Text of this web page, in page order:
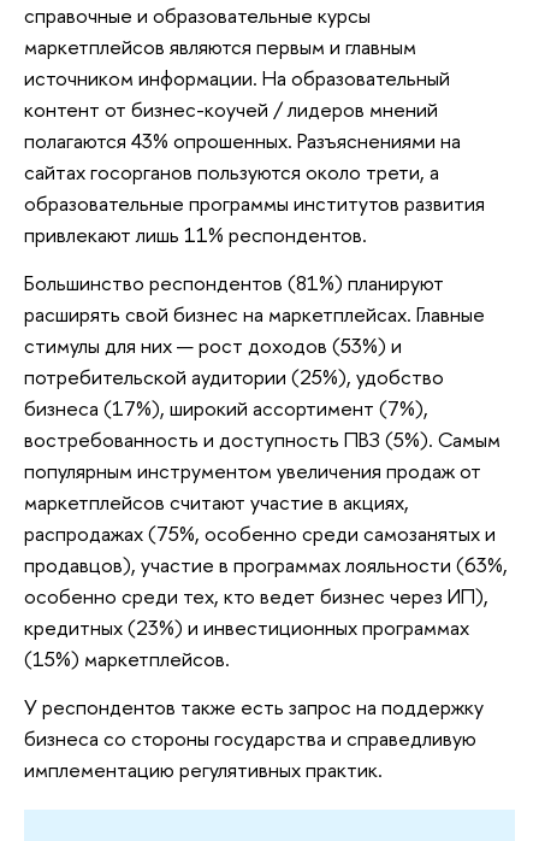
справочные и образовательные курсы
маркетплейсов являются первым и главным
источником информации. На образовательный
контент от бизнес-коучей / лидеров мнений
полагаются 43% опрошенных. Разъяснениями на
сайтах госорганов пользуются около трети, а
образовательные программы институтов развития
привлекают лишь 11% респондентов.
Большинство респондентов (81%) планируют
расширять свой бизнес на маркетплейсах. Главные
стимулы для них — рост доходов (53%) и
потребительской аудитории (25%), удобство
бизнеса (17%), широкий ассортимент (7%),
востребованность и доступность ПВЗ (5%). Самым
популярным инструментом увеличения продаж от
маркетплейсов считают участие в акциях,
распродажах (75%, особенно среди самозанятых и
продавцов), участие в программах лояльности (63%,
особенно среди тех, кто ведет бизнес через ИП),
кредитных (23%) и инвестиционных программах
(15%) маркетплейсов.
У респондентов также есть запрос на поддержку
бизнеса со стороны государства и справедливую
имплементацию регулятивных практик.